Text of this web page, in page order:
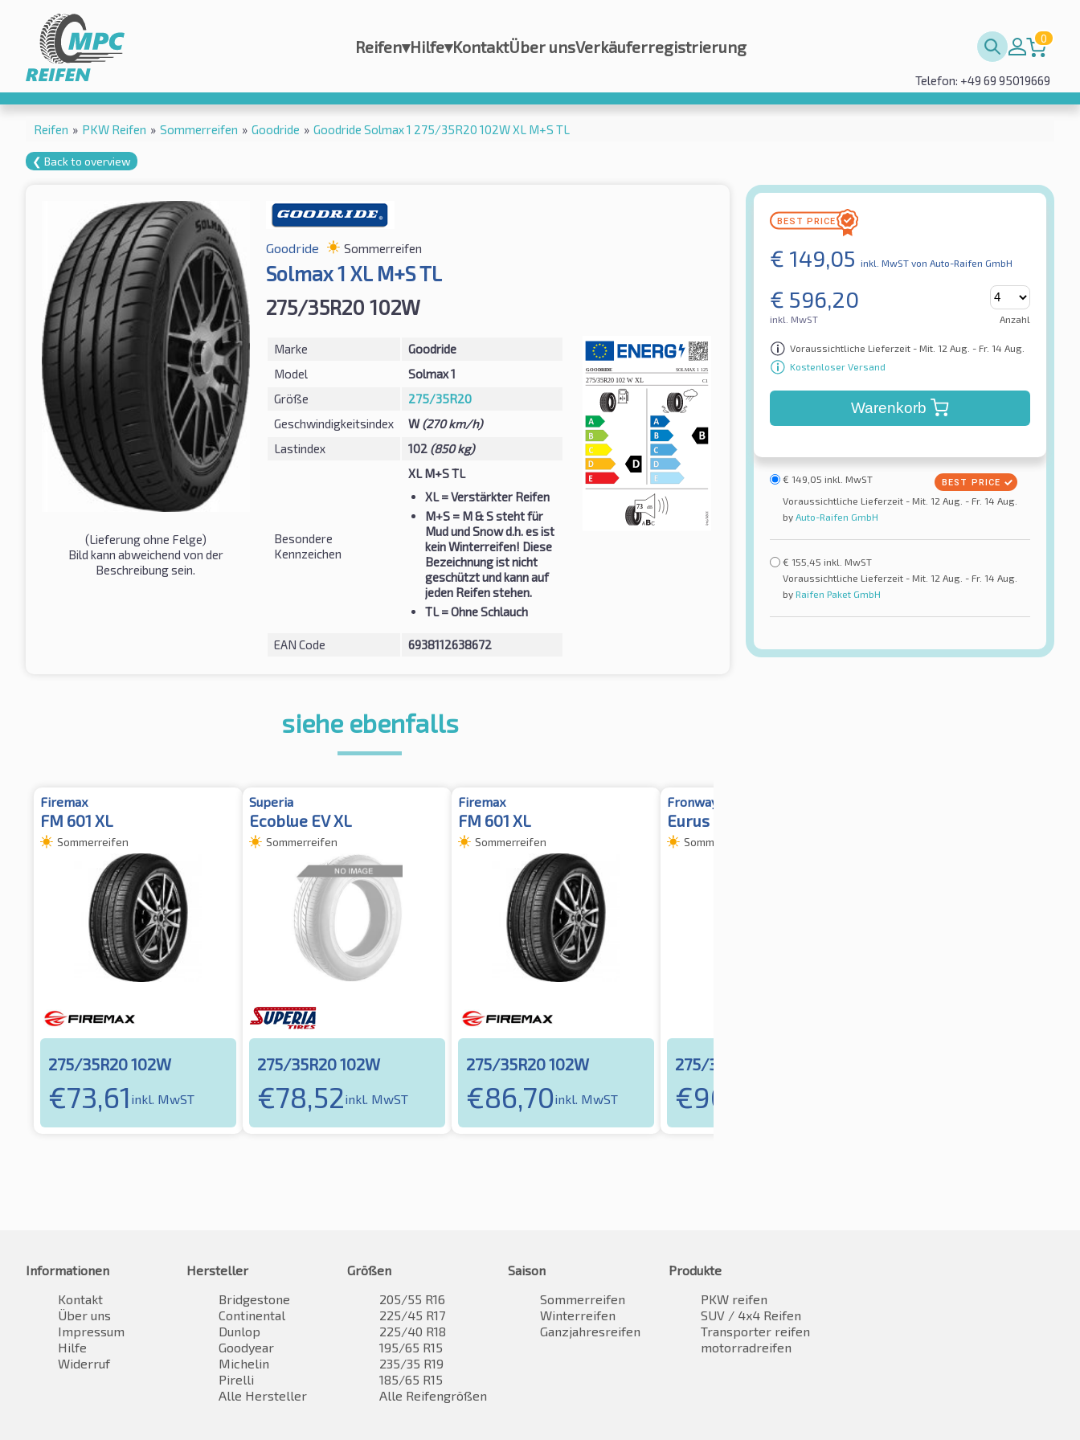
Reifen▾Hilfe▾KontaktÜber unsVerkäuferregistrierung 0
Telefon: +49 69 95019669
Reifen » PKW Reifen » Sommerreifen » Goodride » Goodride Solmax 1 275/35R20 102W XL M+S TL
❮ Back to overview
(Lieferung ohne Felge)
Bild kann abweichend von der
Beschreibung sein.
Goodride Sommerreifen
Solmax 1 XL M+S TL
275/35R20 102W
Marke
Goodride
Model
Solmax 1
Größe
275/35R20
Geschwindigkeitsindex
W(270 km/h)
Lastindex
102 (850 kg)
Besondere
Kennzeichen
XL M+S TL
XL= Verstärkter Reifen
M+S= M & S steht für
Mud und Snow d.h. es ist
kein Winterreifen! Diese
Bezeichnung ist nicht
geschützt und kann auf
jeden Reifen stehen.
TL= Ohne Schlauch
EAN Code 6938112638672
€ 149,05 inkl. MwST von Auto-Raifen GmbH
€ 596,20
inkl. MwST Anzahl
Voraussichtliche Lieferzeit - Mit. 12 Aug. - Fr. 14 Aug.
Kostenloser Versand
Warenkorb
€ 149,05 inkl. MwST
Voraussichtliche Lieferzeit - Mit. 12 Aug. - Fr. 14 Aug.
by Auto-Raifen GmbH
€ 155,45 inkl. MwST
Voraussichtliche Lieferzeit - Mit. 12 Aug. - Fr. 14 Aug.
by Raifen Paket GmbH
siehe ebenfalls
Firemax
FM 601 XL
Sommerreifen
275/35R20 102W
€73,61 inkl. MwST
Superia
Ecoblue EV XL
Sommerreifen
275/35R20 102W
€78,52inkl. MwST
Firemax
FM 601 XL
Sommerreifen
275/35R20 102W
€86,70inkl. MwST
Fronway
Eurus 08 XL TL
Sommerreifen
275/35R20 102W
€90,38
Informationen
Kontakt
Über uns
Impressum
Hilfe
Widerruf
Hersteller
Bridgestone
Continental
Dunlop
Goodyear
Michelin
Pirelli
Alle Hersteller
Größen
205/55 R16
225/45 R17
225/40 R18
195/65 R15
235/35 R19
185/65 R15
Alle Reifengrößen
Saison
Sommerreifen
Winterreifen
Ganzjahresreifen
Produkte
PKW reifen
SUV / 4x4 Reifen
Transporter reifen
motorradreifen